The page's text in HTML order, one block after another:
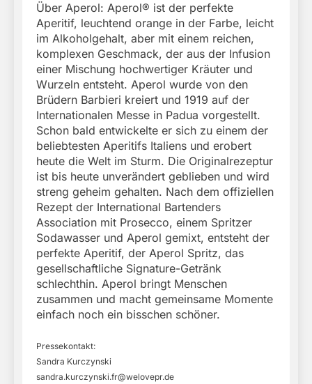
Über Aperol: Aperol® ist der perfekte
Aperitif, leuchtend orange in der Farbe, leicht
im Alkoholgehalt, aber mit einem reichen,
komplexen Geschmack, der aus der Infusion
einer Mischung hochwertiger Kräuter und
Wurzeln entsteht. Aperol wurde von den
Brüdern Barbieri kreiert und 1919 auf der
Internationalen Messe in Padua vorgestellt.
Schon bald entwickelte er sich zu einem der
beliebtesten Aperitifs Italiens und erobert
heute die Welt im Sturm. Die Originalrezeptur
ist bis heute unverändert geblieben und wird
streng geheim gehalten. Nach dem offiziellen
Rezept der International Bartenders
Association mit Prosecco, einem Spritzer
Sodawasser und Aperol gemixt, entsteht der
perfekte Aperitif, der Aperol Spritz, das
gesellschaftliche Signature-Getränk
schlechthin. Aperol bringt Menschen
zusammen und macht gemeinsame Momente
einfach noch ein bisschen schöner.
Pressekontakt:
Sandra Kurczynski
sandra.kurczynski.fr@welovepr.de